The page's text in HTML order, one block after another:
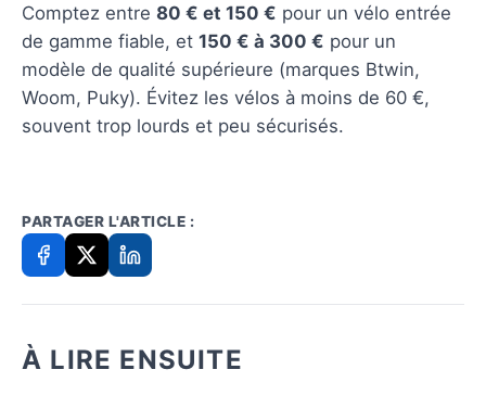
Comptez entre 80 € et 150 € pour un vélo entrée
de gamme fiable, et 150 € à 300 € pour un
modèle de qualité supérieure (marques Btwin,
Woom, Puky). Évitez les vélos à moins de 60 €,
souvent trop lourds et peu sécurisés.
PARTAGER L'ARTICLE :
À LIRE ENSUITE